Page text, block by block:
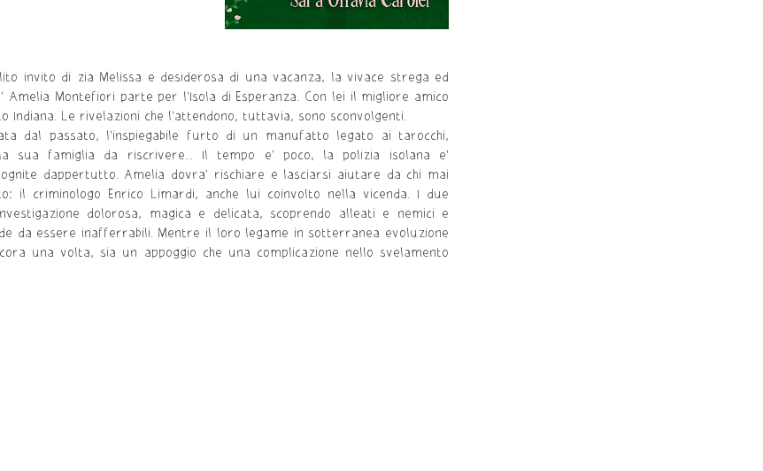
invito di zia Melissa e desiderosa di una vacanza, la vivace strega ed
Amelia Montefiori parte per l'Isola di Esperanza. Con lei il migliore amico
Indiana. Le rivelazioni che l'attendono, tuttavia, sono sconvolgenti.
dal passato, l'inspiegabile furto di un manufatto legato ai tarocchi,
sua famiglia da riscrivere... Il tempo e' poco, la polizia isolana e'
dappertutto. Amelia dovra' rischiare e lasciarsi aiutare da chi mai
il criminologo Enrico Limardi, anche lui coinvolto nella vicenda. I due
dolorosa, magica e delicata, scoprendo alleati e nemici e
da essere inafferrabili. Mentre il loro legame in sotterranea evoluzione
una volta, sia un appoggio che una complicazione nello svelamento